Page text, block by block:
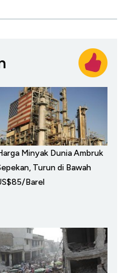
Minyak Dunia Ambruk
Turun di Bawah
Barel